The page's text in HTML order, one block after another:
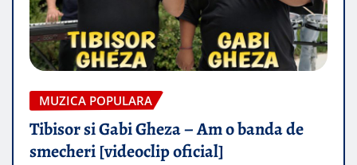
MUZICA POPULARA
Tibisor si Gabi Gheza – Am o banda de
smecheri [videoclip oficial]